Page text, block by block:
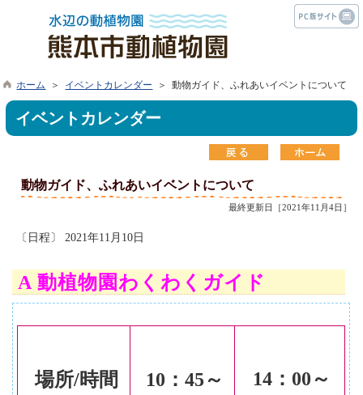
ホーム ＞ イベントカレンダー ＞ 動物ガイド、ふれあいイベントについて
イベントカレンダー
動物ガイド、ふれあいイベントについて
最終更新日［2021年11月4日］
〔日程〕 2021年11月10日
A 動植物園わくわくガイド
場所/時間 10 ：45～ 14：00～